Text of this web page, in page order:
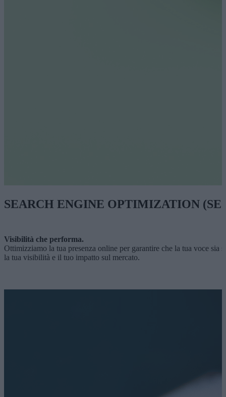
SEARCH ENGINE OPTIMIZATION
Visibilità che performa.
Ottimizziamo la tua presenza online per garantire che la tua voce
la tua visibilità e il tuo impatto sul mercato.